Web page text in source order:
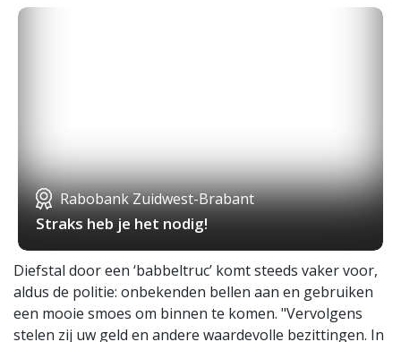
Rabobank Zuidwest-Brabant
Straks heb je het nodig!
Diefstal door een ‘babbeltruc’ komt steeds vaker voor,
aldus de politie: onbekenden bellen aan en gebruiken
een mooie smoes om binnen te komen. "Vervolgens
stelen zij uw geld en andere waardevolle bezittingen. In